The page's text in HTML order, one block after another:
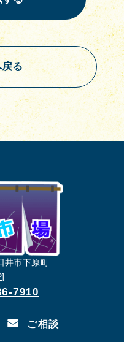
る
井市下原町
]
7910
ご相談